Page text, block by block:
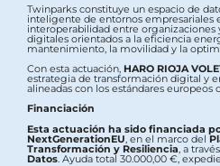
Twinparks constituye un espacio de
inteligente de entornos empresariales
interoperabilidad entre organizaciones
digitales orientados a la eficiencia
mantenimiento, la movilidad y la
Con esta actuación, HARO RIOJA
estrategia de transformación digital y
alineadas con los estándares europeos
Financiación
Esta actuación ha sido financiada
NextGenerationEU , en el marco del
Transformación y Resiliencia , a
Datos . Ayuda total 30.000,00 €,